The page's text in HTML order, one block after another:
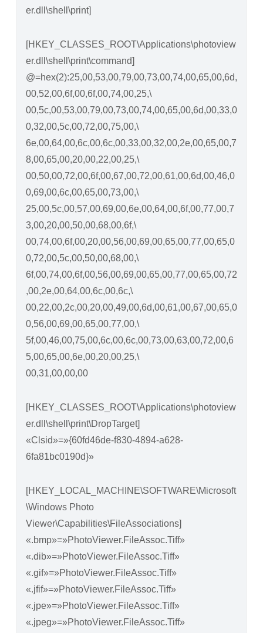
er.dll\shell\print]
[HKEY_CLASSES_ROOT\Applications\photoview
er.dll\shell\print\command]
@=hex(2):25,00,53,00,79,00,73,00,74,00,65,00,6d,
00,52,00,6f,00,6f,00,74,00,25,\
00,5c,00,53,00,79,00,73,00,74,00,65,00,6d,00,33,0
0,32,00,5c,00,72,00,75,00,\
6e,00,64,00,6c,00,6c,00,33,00,32,00,2e,00,65,00,7
8,00,65,00,20,00,22,00,25,\
00,50,00,72,00,6f,00,67,00,72,00,61,00,6d,00,46,0
0,69,00,6c,00,65,00,73,00,\
25,00,5c,00,57,00,69,00,6e,00,64,00,6f,00,77,00,7
3,00,20,00,50,00,68,00,6f,\
00,74,00,6f,00,20,00,56,00,69,00,65,00,77,00,65,0
0,72,00,5c,00,50,00,68,00,\
6f,00,74,00,6f,00,56,00,69,00,65,00,77,00,65,00,72
,00,2e,00,64,00,6c,00,6c,\
00,22,00,2c,00,20,00,49,00,6d,00,61,00,67,00,65,0
0,56,00,69,00,65,00,77,00,\
5f,00,46,00,75,00,6c,00,6c,00,73,00,63,00,72,00,6
5,00,65,00,6e,00,20,00,25,\
00,31,00,00,00
[HKEY_CLASSES_ROOT\Applications\photoview
er.dll\shell\print\DropTarget]
«Clsid»=»{60fd46de-f830-4894-a628-
6fa81bc0190d}»
[HKEY_LOCAL_MACHINE\SOFTWARE\Microsoft
\Windows Photo
Viewer\Capabilities\FileAssociations]
«.bmp»=»PhotoViewer.FileAssoc.Tiff»
«.dib»=»PhotoViewer.FileAssoc.Tiff»
«.gif»=»PhotoViewer.FileAssoc.Tiff»
«.jfif»=»PhotoViewer.FileAssoc.Tiff»
«.jpe»=»PhotoViewer.FileAssoc.Tiff»
«.jpeg»=»PhotoViewer.FileAssoc.Tiff»